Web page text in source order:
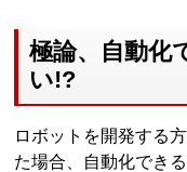
極論、自動化
い!?
ロボットを開発する
た場合、自動化でき